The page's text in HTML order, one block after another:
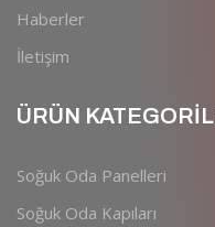
Haberler
İletişim
ÜRÜN
Soğuk Oda Panelleri
Soğuk Oda Kapıları